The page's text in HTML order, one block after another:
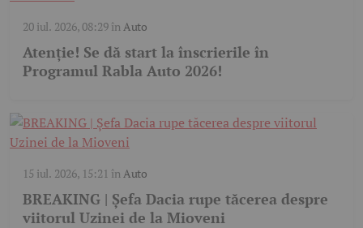
20 iul. 2026, 08:29în Auto
Atenție! Se dă start la înscrierile în
Programul Rabla Auto 2026!
15 iul. 2026, 15:21 în Auto
BREAKING | Șefa Dacia rupe tăcerea despre
viitorul Uzinei de la Mioveni